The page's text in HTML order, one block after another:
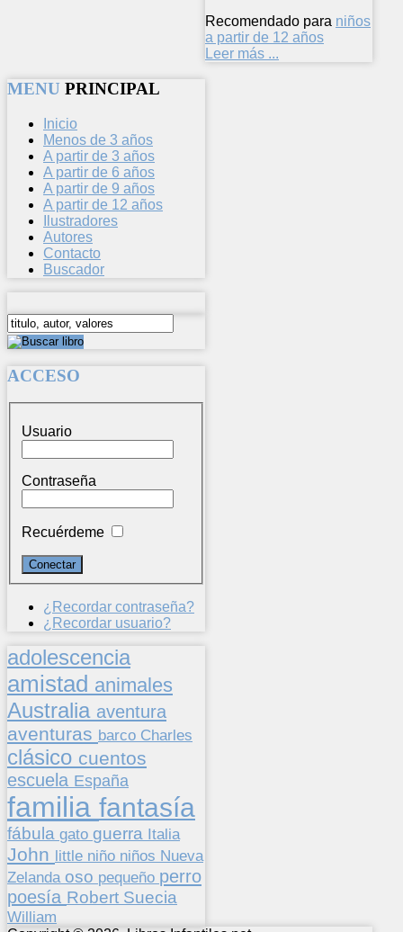
Recomendado para niños
a partir de 12 años
Leer más ...
MENU PRINCIPAL
Inicio
Menos de 3 años
A partir de 3 años
A partir de 6 años
A partir de 9 años
A partir de 12 años
Ilustradores
Autores
Contacto
Buscador
ACCESO
Usuario
Contraseña
Recuérdeme
¿Recordar contraseña?
¿Recordar usuario?
adolescencia
amistad animales
Australia aventura
aventuras barco Charles
clásico cuentos
escuela España
familia fantasía
fábula gato guerra Italia
John little niño niños Nueva
Zelanda oso pequeño perro
poesía Robert Suecia
William